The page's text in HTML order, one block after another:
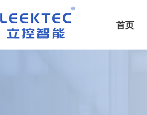
深圳市立控智能科技有限公司
首页